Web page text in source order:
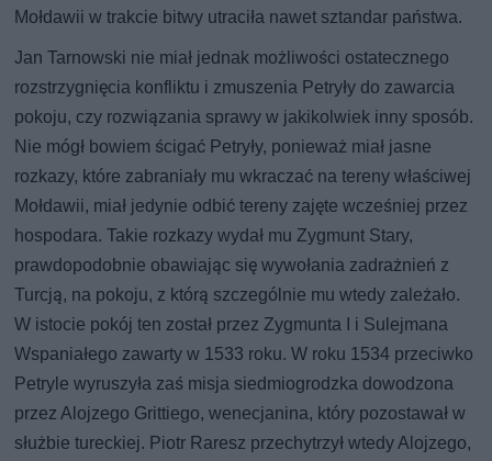
Mołdawii w trakcie bitwy utraciła nawet sztandar państwa.
Jan Tarnowski nie miał jednak możliwości ostatecznego
rozstrzygnięcia konfliktu i zmuszenia Petryły do zawarcia
pokoju, czy rozwiązania sprawy w jakikolwiek inny sposób.
Nie mógł bowiem ścigać Petryły, ponieważ miał jasne
rozkazy, które zabraniały mu wkraczać na tereny właściwej
Mołdawii, miał jedynie odbić tereny zajęte wcześniej przez
hospodara. Takie rozkazy wydał mu Zygmunt Stary,
prawdopodobnie obawiając się wywołania zadrażnień z
Turcją, na pokoju, z którą szczególnie mu wtedy zależało.
W istocie pokój ten został przez Zygmunta I i Sulejmana
Wspaniałego zawarty w 1533 roku. W roku 1534 przeciwko
Petryle wyruszyła zaś misja siedmiogrodzka dowodzona
przez Alojzego Grittiego, wenecjanina, który pozostawał w
służbie tureckiej. Piotr Raresz przechytrzył wtedy Alojzego,